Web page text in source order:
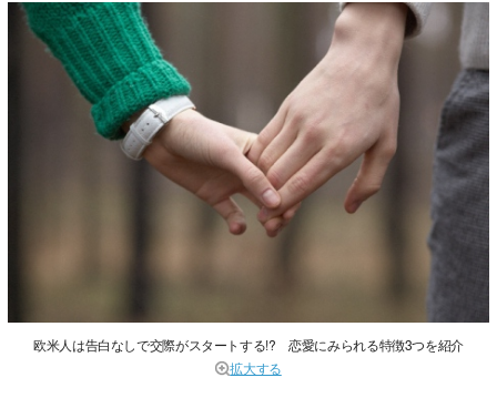
欧米人は告白なしで交際がスタートする!? 恋愛にみられる特徴3つを紹介
拡大する